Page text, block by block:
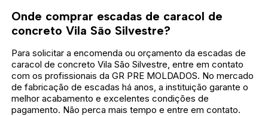
Onde comprar escadas de caracol de
concreto Vila São Silvestre?
Para solicitar a encomenda ou orçamento da escadas de
caracol de concreto Vila São Silvestre, entre em contato
com os profissionais da GR PRE MOLDADOS. No mercado
de fabricação de escadas há anos, a instituição garante o
melhor acabamento e excelentes condições de
pagamento. Não perca mais tempo e entre em contato.